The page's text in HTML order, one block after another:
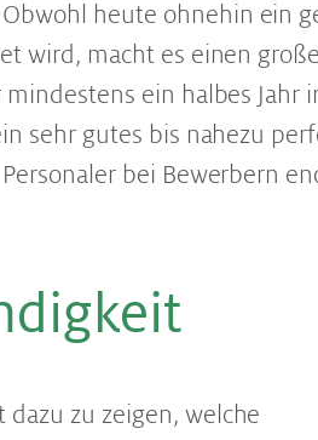
heute ohnehin ein
wird, macht es einen
mindestens ein halbes Jahr
sehr gutes bis nahezu
bei Bewerbern
zu zeigen, welche